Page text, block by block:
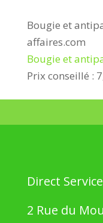
Bougie et
affaires.com
Bougie et
Prix conseillé :
Direct Service
2 Rue du